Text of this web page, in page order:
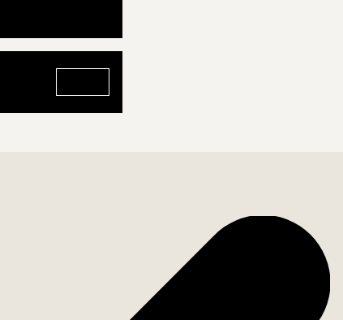
y la naturaleza se combinan a la